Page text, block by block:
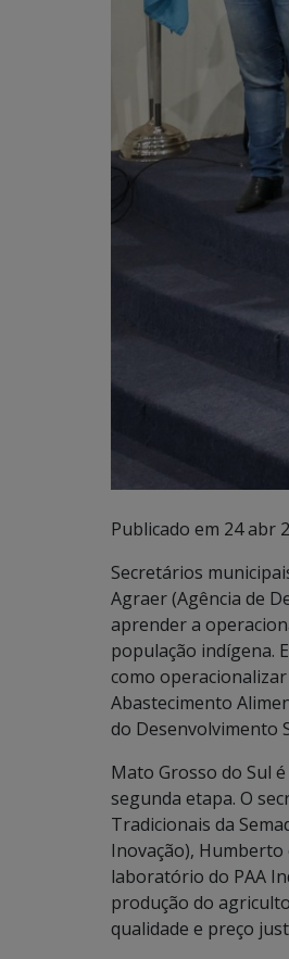
Publicado em 24 abr
Secretários
Agraer (Agência de
aprender a
população indígena.
como
Abastecimento
do Desenvolvimento
Mato Grosso do Sul
segunda etapa. O
Tradicionais da
Inovação),
laboratório do PAA
produção do
qualidade e preço